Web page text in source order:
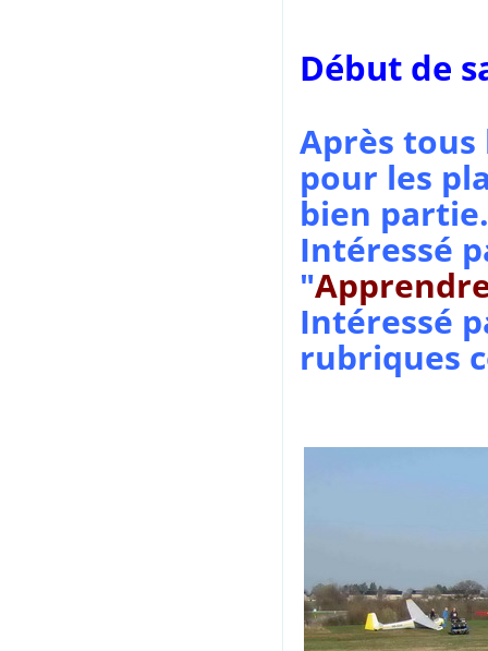
Début de
Après tous
pour les
bien partie.
Intéressé
"
Intéressé
rubriques